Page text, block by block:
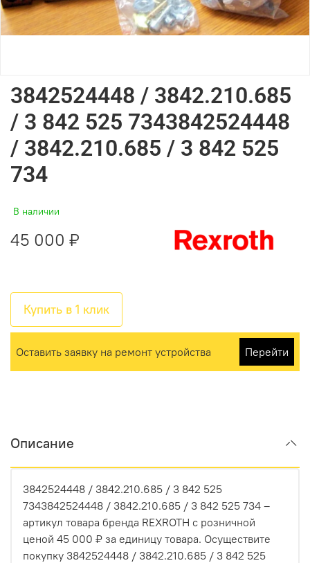
3842524448 / 3842.210.685
/ 3 842 525 7343842524448
/ 3842.210.685 / 3 842 525
734
В наличии
45 000 ₽
Купить в 1 клик
Оставить заявку на ремонт устройства Перейти
Описание
3842524448 / 3842.210.685 / 3 842 525
7343842524448 / 3842.210.685 / 3 842 525 734 –
артикул товара бренда REXROTH с розничной
ценой 45 000 ₽ за единицу товара. Осуществите
покупку 3842524448 / 3842.210.685 / 3 842 525